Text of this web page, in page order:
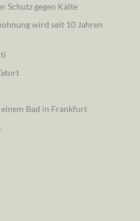
Schutz gegen Kälte
wird seit 10 Jahren
Bad in Frankfurt